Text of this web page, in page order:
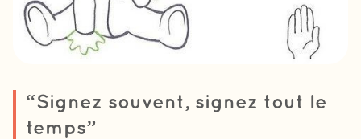
“Signez souvent, signez tout le
temps”